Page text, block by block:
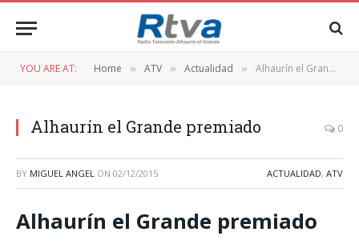
YOU ARE AT: Home » ATV » Actualidad » Alhaurín el Grande premiado
Alhaurín el Grande premiado 0
BY MIGUEL ANGEL ON 02/12/2015 ACTUALIDAD, ATV
Alhaurín el Grande premiado